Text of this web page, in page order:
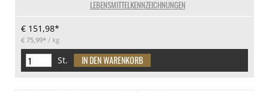
LEBENSMITTELKENNZEICHNUNGEN
€ 151,98*
€ 75,99* / kg
St.